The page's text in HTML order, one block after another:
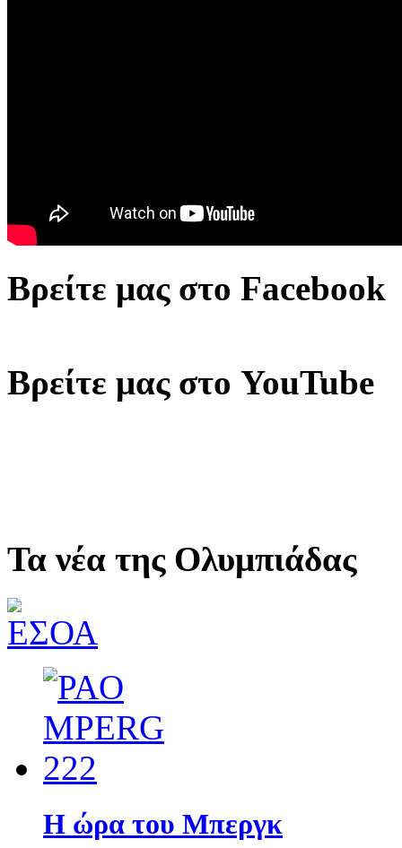
Βρείτε μας στο Facebook
Βρείτε μας στο YouTube
Τα νέα της Ολυμπιάδας
Η ώρα του Μπεργκ